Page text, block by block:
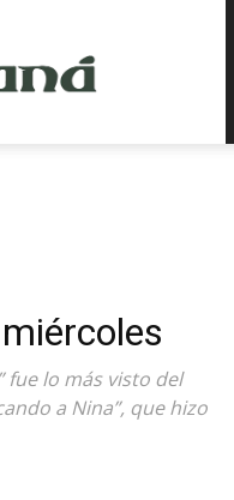
fue lo más visto del
a Nina”, que hizo